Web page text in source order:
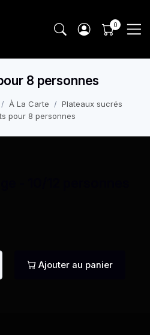
8 personnes
À La Carte
Plateaux sucrés
pour 8 personnes
Ajouter au panier